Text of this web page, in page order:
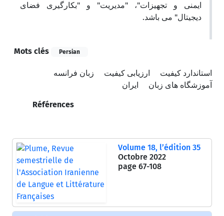
ایمنی و تجهیزات"، "مدیریت" و "بکارگیری فضای
دیجیتال" می باشد.
Mots clés Persian
استاندارد کیفیت ارزیابی کیفیت
زبان فرانسه
آموزشگاه های زبان
ایران
Références
Volume 18, l’édition 35
Octobre 2022
page 67-108